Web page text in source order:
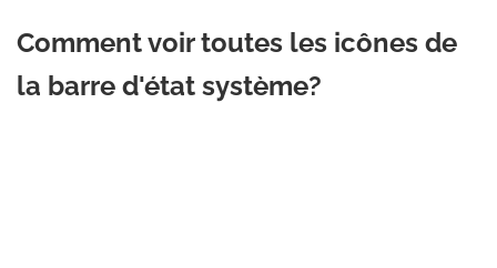
Comment voir toutes les icônes de
la barre d'état système?